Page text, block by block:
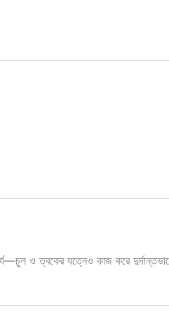
ও ত্বকের যত্নেও কাজ করে